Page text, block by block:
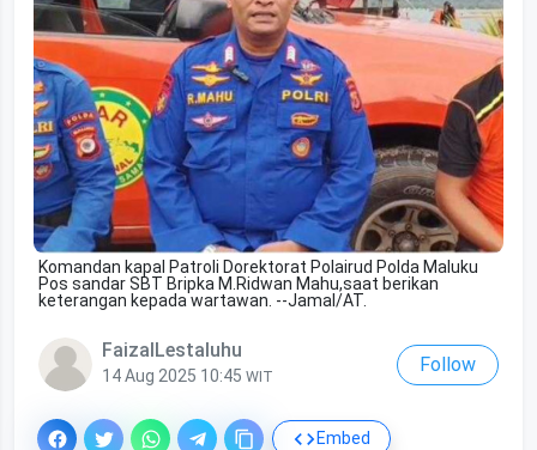
Komandan kapal Patroli Dorektorat Polairud Polda Maluku
Pos sandar SBT Bripka M.Ridwan Mahu,saat berikan
keterangan kepada wartawan. --Jamal/AT.
FaizalLestaluhu
14 Aug 2025 10:45 WIT
Follow
Embed